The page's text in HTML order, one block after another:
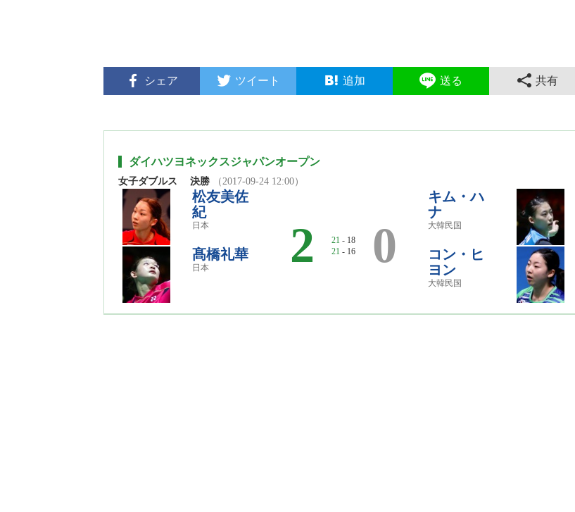
シェア ツイート 追加 送る 共有
ダイハツヨネックスジャパンオープン
女子ダブルス 決勝 （2017-09-24 12:00）
松友美佐
紀
日本
髙橋礼華
日本 2 21 - 18
21 - 16 0
キム・ハ
ナ
大韓民国
コン・ヒ
ヨン
大韓民国